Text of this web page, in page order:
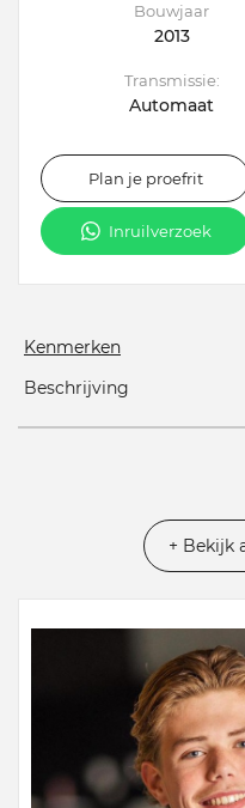
Bouwjaar
2013
Transmissie:
Automaat
Plan je proefrit
Inruilverzoek
Kenmerken
Beschrijving
+ Bekijk